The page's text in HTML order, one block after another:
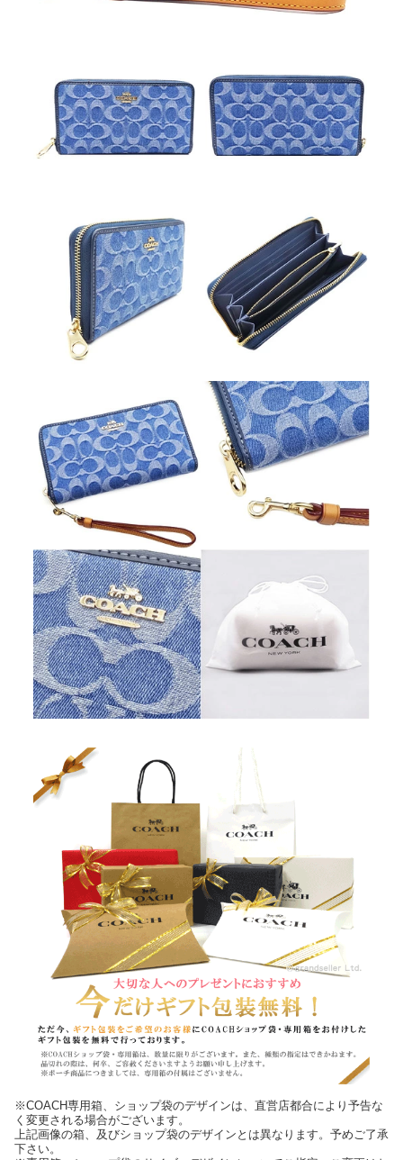
※COACH専用箱、ショップ袋のデザインは、直営店都合により予告な
く変更される場合がございます。
上記画像の箱、及びショップ袋のデザインとは異なります。予めご了承
下さい。